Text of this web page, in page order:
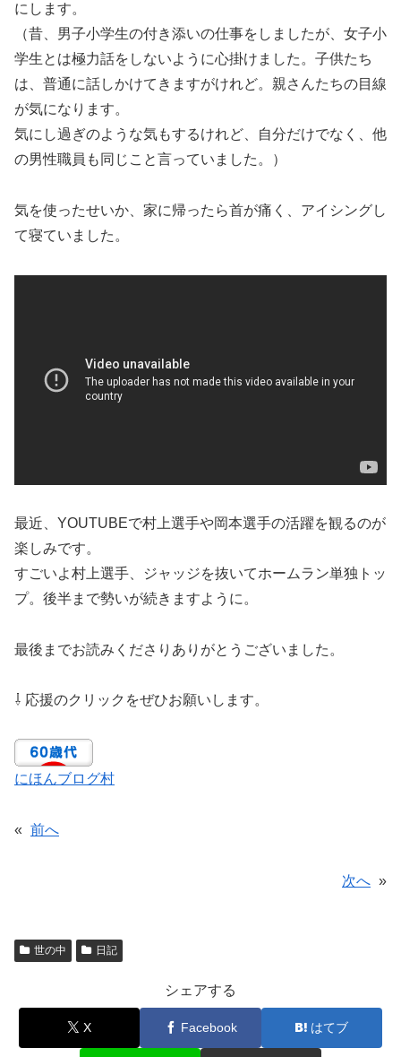
にします。
（昔、男子小学生の付き添いの仕事をしましたが、女子小
学生とは極力話をしないように心掛けました。子供たち
は、普通に話しかけてきますがけれど。親さんたちの目線
が気になります。
気にし過ぎのような気もするけれど、自分だけでなく、他
の男性職員も同じこと言っていました。）
気を使ったせいか、家に帰ったら首が痛く、アイシングし
て寝ていました。
最近、YOUTUBEで村上選手や岡本選手の活躍を観るのが
楽しみです。
すごいよ村上選手、ジャッジを抜いてホームラン単独トッ
プ。後半まで勢いが続きますように。
最後までお読みくださりありがとうございました。
⇩ 応援のクリックをぜひお願いします。
にほんブログ村
« 前へ
次へ »
世の中 日記
シェアする
X Facebook はてブ